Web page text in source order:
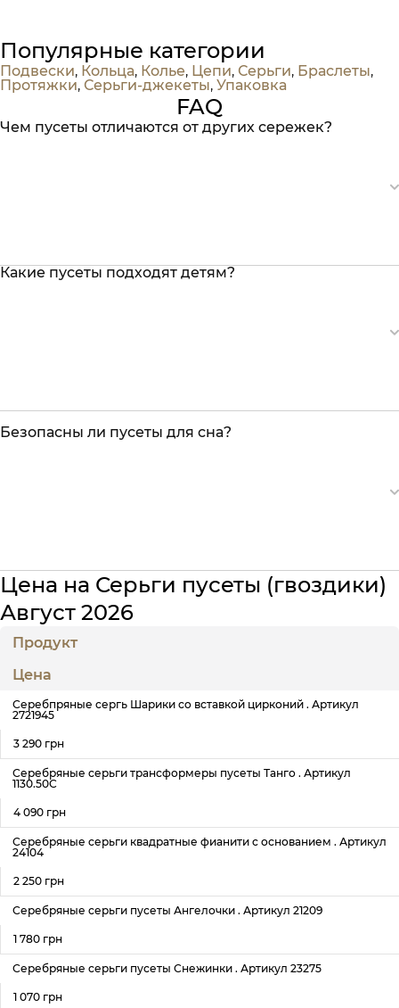
Популярные категории
Подвески, Кольца, Колье, Цепи, Серьги, Браслеты,
Протяжки, Серьги-джекеты, Упаковка
FAQ
Чем пусеты отличаются от других сережек?
Какие пусеты подходят детям?
Безопасны ли пусеты для сна?
Цена на Серьги пусеты (гвоздики)
Август 2026
Продукт
Цена
Серебпряные сергь Шарики со вставкой цирконий . Артикул
2721945
3 290 грн
Серебряные серьги трансформеры пусеты Танго . Артикул
1130.50С
4 090 грн
Серебряные серьги квадратные фианити с основанием . Артикул
24104
2 250 грн
Серебряные серьги пусеты Ангелочки . Артикул 21209
1 780 грн
Серебряные серьги пусеты Снежинки . Артикул 23275
1 070 грн